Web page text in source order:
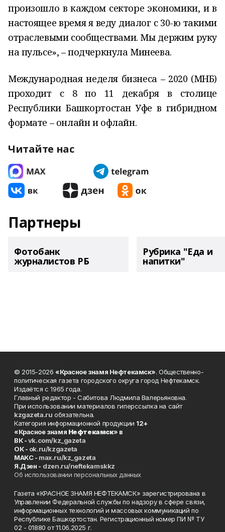
произошло в каждом секторе экономики, и в
настоящее времяя веду диалог с 30-ю такими
отраслевыми сообществами. Мы держим руку
на пульсе», – подчеркнула Минеева.
Международная неделя бизнеса – 2020 (МНБ)
проходит с 8 по 11 декабря в столице
Республики Башкортостан Уфе в гибридном
формате – онлайн и офлайн.
Читайте нас
Партнеры
Фотобанк
журналистов РБ
Рубрика "Еда и
напитки"
© 2015-2026 «Красное знамя Нефтекамск». Общественно-
политическая газета городского округа город Нефтекамск.
Издаётся с 1965 года.
Главный редактор - Сабитова Людмила Валерьяновна.
При использовании материалов гиперссылка на сайт
kzgazeta.ru обязательна.
Категория информационной продукции 12+
«Красное знамя Нефтекамск» в
ВК -vk.com/kz_gazeta
ОК - ok.ru/kzgazeta
MAKC - max.ru/kz_gazeta
Я.Дзен - dzen.ru/neftekamskkz
Об использовании персональных данных
Газета «КРАСНОЕ ЗНАМЯ НЕФТЕКАМСК» зарегистрирована в
Управлении Федеральной службы по надзору в сфере связи,
информационных технологий и массовых коммуникаций по
Республике Башкортостан. Регистрационный номер ПИ № ТУ
02 - 01880 от 11.06.2025 г.